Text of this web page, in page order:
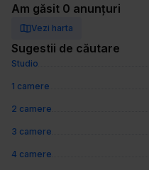
Am găsit 0 anunțuri
Vezi harta
Sugestii de căutare
Studio
1 camere
2 camere
3 camere
4 camere